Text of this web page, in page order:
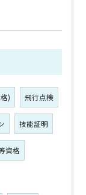
) 飛行点検
技能証明
資格